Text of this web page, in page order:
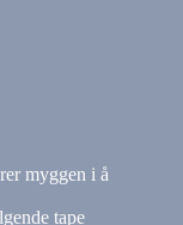
myggen i å
tape